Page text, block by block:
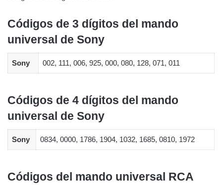
Códigos de 3 dígitos del mando
universal de Sony
Sony 002, 111, 006, 925, 000, 080, 128, 071, 011
Códigos de 4 dígitos del mando
universal de Sony
Sony 0834, 0000, 1786, 1904, 1032, 1685, 0810, 1972
Códigos del mando universal RCA